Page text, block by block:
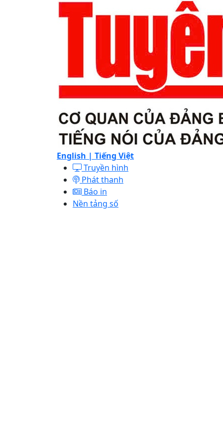
English | Tiếng Việt
Truyền hình
Phát thanh
Báo in
Nền tảng số